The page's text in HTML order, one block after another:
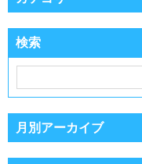
検索
月別アーカイブ